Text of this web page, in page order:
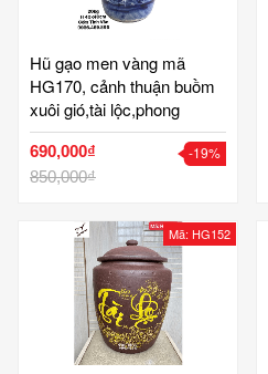
Hũ gạo men vàng mã
HG170, cảnh thuận buồm
xuôi gió,tài lộc,phong
thuỷ,gốm Bát Tràng Tinh
Vân
690,000₫
850,000₫
-19%
Mã: HG152